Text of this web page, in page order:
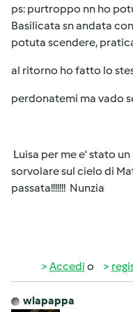
ps: purtroppo nn ho
Basilicata sn andata
potuta scendere,
al ritorno ho fatto lo
perdonatemi ma vado
Luisa per me e' stato
sorvolare sul cielo di
passata!!!!!!! Nunzia
Accedi o
wlapappa